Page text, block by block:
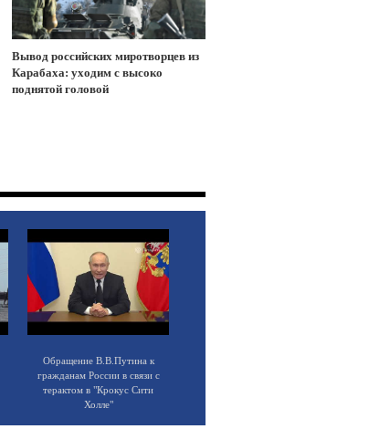
Вывод российских миротворцев из
Карабаха: уходим с высоко
поднятой головой
Обращение В.В.Путина к
гражданам России в связи с
терактом в "Крокус Сити
Холле"